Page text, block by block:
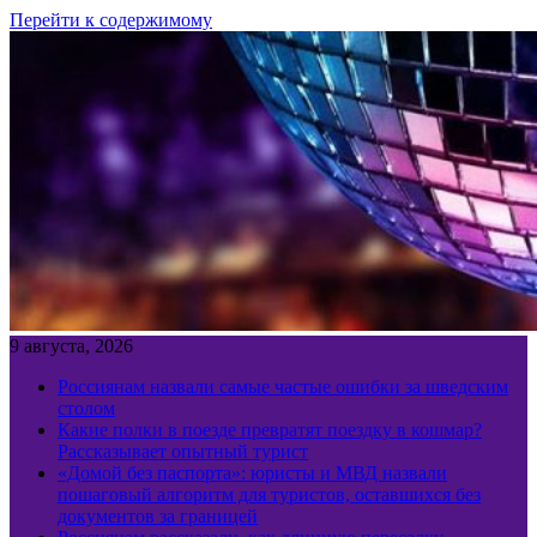
Перейти к содержимому
9 августа, 2026
Россиянам назвали самые частые ошибки за шведским
столом
Какие полки в поезде превратят поездку в кошмар?
Рассказывает опытный турист
«Домой без паспорта»: юристы и МВД назвали
пошаговый алгоритм для туристов, оставшихся без
документов за границей